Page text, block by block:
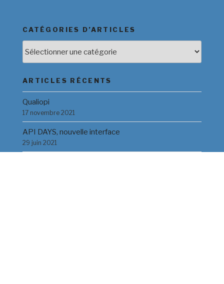
CATÉGORIES D’ARTICLES
ARTICLES RÉCENTS
Qualiopi
17 novembre 2021
API DAYS, nouvelle interface
29 juin 2021